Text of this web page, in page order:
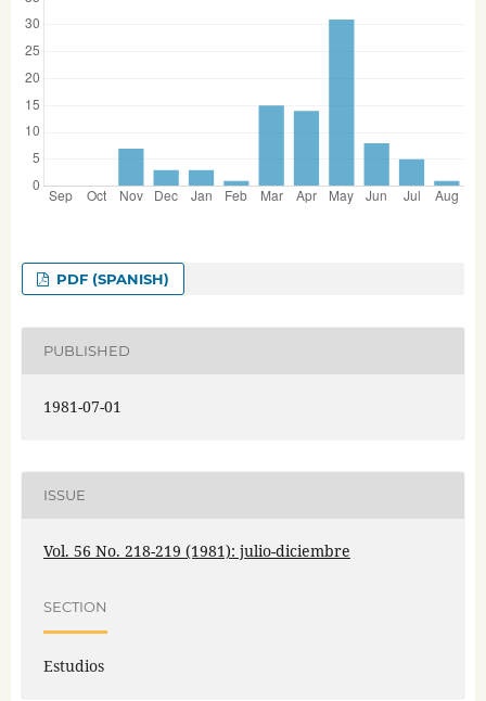
PDF (SPANISH)
PUBLISHED
1981-07-01
ISSUE
Vol. 56 No. 218-219 (1981): julio-diciembre
SECTION
Estudios